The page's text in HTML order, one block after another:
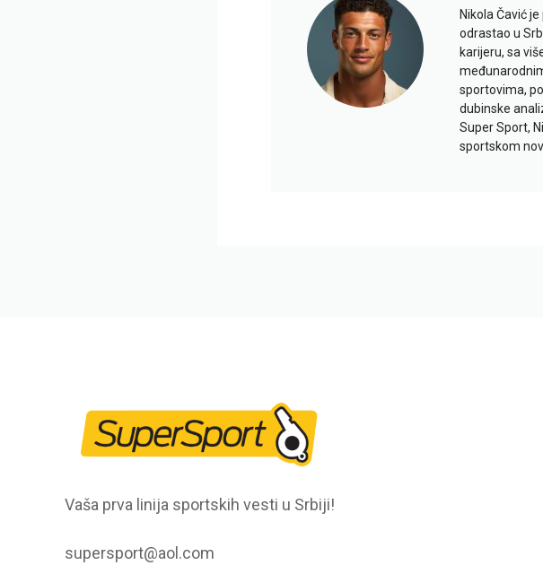
Nikola Čavić
odrastao u
karijeru, sa
sportovima,
dubinske
Super Sport,
sportskom
Vaša prva linija sportskih vesti u Srbiji!
supersport@aol.com